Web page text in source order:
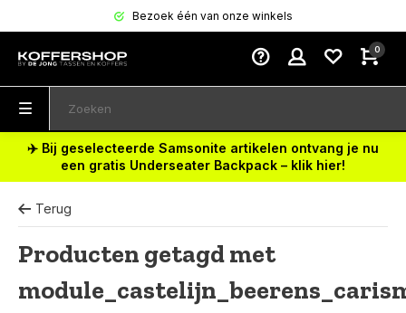
Bezoek één van onze winkels
0
✈️ Bij geselecteerde Samsonite artikelen ontvang je nu
een gratis Underseater Backpack – klik hier!
Terug
Producten getagd met